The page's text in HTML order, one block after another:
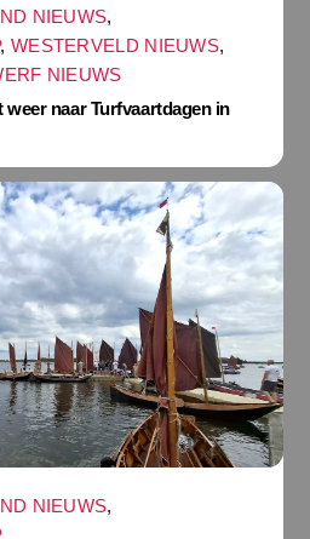
NIEUWS,
, WESTERVELD NIEUWS,
NIEUWS
naar Turfvaartdagen in
NIEUWS,